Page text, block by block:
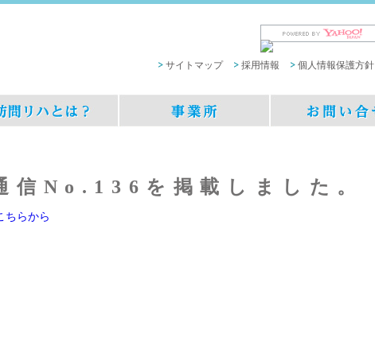
サイトマップ 採用情報 個人情報保護方針
信No.136を掲載しました。
ちらから